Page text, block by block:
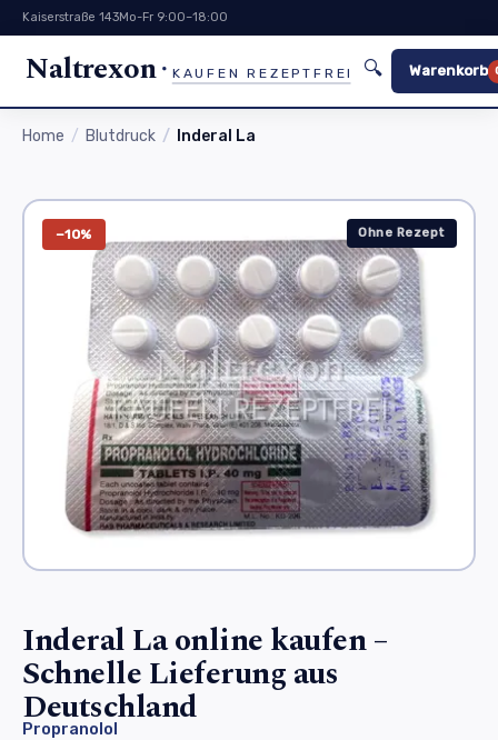
Kaiserstraße 143Mo-Fr 9:00–18:00
Naltrexon KAUFEN REZEPTFREI 🔍 Warenkorb
Home Blutdruck Inderal La
−10% Ohne Rezept
Inderal La online kaufen –
Schnelle Lieferung aus
Deutschland
Propranolol